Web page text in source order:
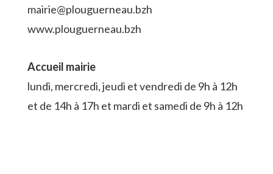
mairie@plouguerneau.bzh
www.plouguerneau.bzh
Accueil mairie
lundi, mercredi, jeudi et vendredi de 9h à 12h
et de 14h à 17h et mardi et samedi de 9h à 12h